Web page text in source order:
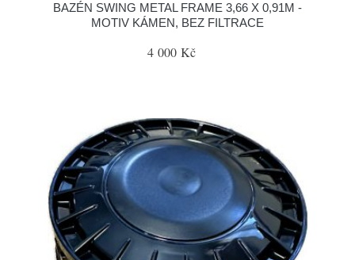
BAZÉN SWING METAL FRAME 3,66 X 0,91M -
MOTIV KÁMEN, BEZ FILTRACE
4 000 Kč